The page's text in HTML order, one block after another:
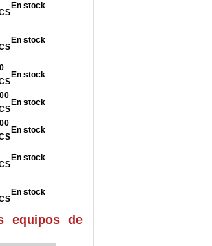
En stock
En stock
En stock
En stock
En stock
En stock
En stock
equipos de